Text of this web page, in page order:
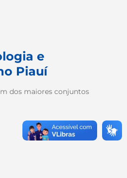
e
Piauí
dos maiores conjuntos